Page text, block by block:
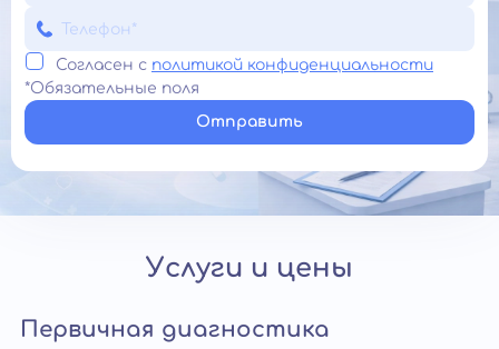
Согласен с политикой конфиденциальности
*Обязательные поля
Отправить
Услуги и цены
Первичная диагностика